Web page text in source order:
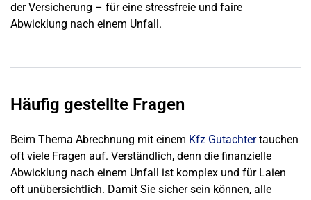
der Versicherung – für eine stressfreie und faire
Abwicklung nach einem Unfall.
Häufig gestellte Fragen
Beim Thema Abrechnung mit einem Kfz Gutachtertauchen
oft viele Fragen auf. Verständlich, denn die finanzielle
Abwicklung nach einem Unfall ist komplex und für Laien
oft unübersichtlich. Damit Sie sicher sein können, alle